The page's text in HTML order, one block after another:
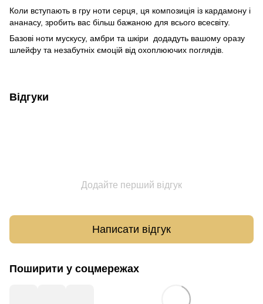
Коли вступають в гру ноти серця, ця композиція із кардамону і
ананасу, зробить вас більш бажаною для всього всесвіту.
Базові ноти мускусу, амбри та шкіри додадуть вашому оразу
шлейфу та незабутніх ємоцій від охоплюючих поглядів.
Відгуки
Додайте перший відгук
Написати відгук
Поширити у соцмережах